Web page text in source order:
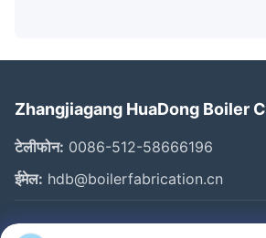
Zhangjiagang HuaDong Boiler
टेलीफोन: 0086-512-58666196
ईमेल: hdb@boilerfabrication.cn